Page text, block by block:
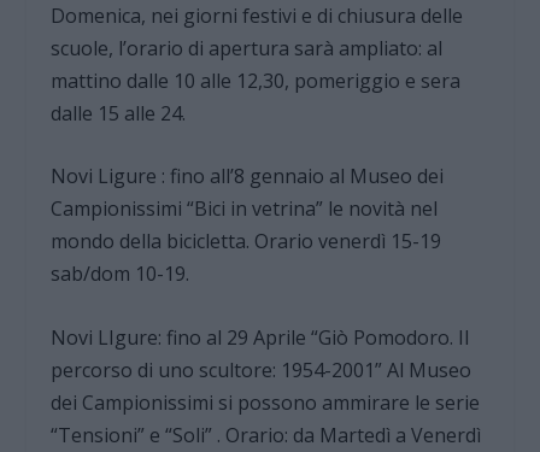
Domenica, nei giorni festivi e di chiusura delle
scuole, l’orario di apertura sarà ampliato: al
mattino dalle 10 alle 12,30, pomeriggio e sera
dalle 15 alle 24.
Novi Ligure : fino all’8 gennaio al Museo dei
Campionissimi “Bici in vetrina” le novità nel
mondo della bicicletta. Orario venerdì 15-19
sab/dom 10-19.
Novi LIgure: fino al 29 Aprile “Giò Pomodoro. Il
percorso di uno scultore: 1954-2001” Al Museo
dei Campionissimi si possono ammirare le serie
“Tensioni” e “Soli” . Orario: da Martedì a Venerdì